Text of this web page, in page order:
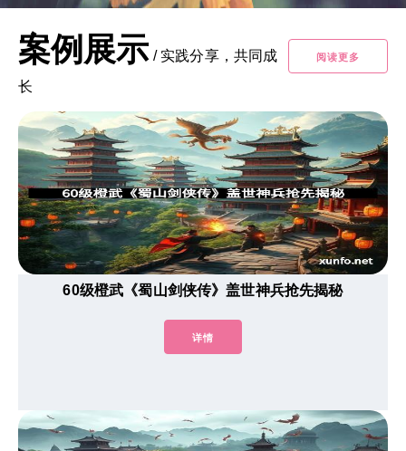
案例展示 / 实践分享，共同成
长
阅读更多
60级橙武《蜀山剑侠传》盖世神兵抢先揭秘
详情